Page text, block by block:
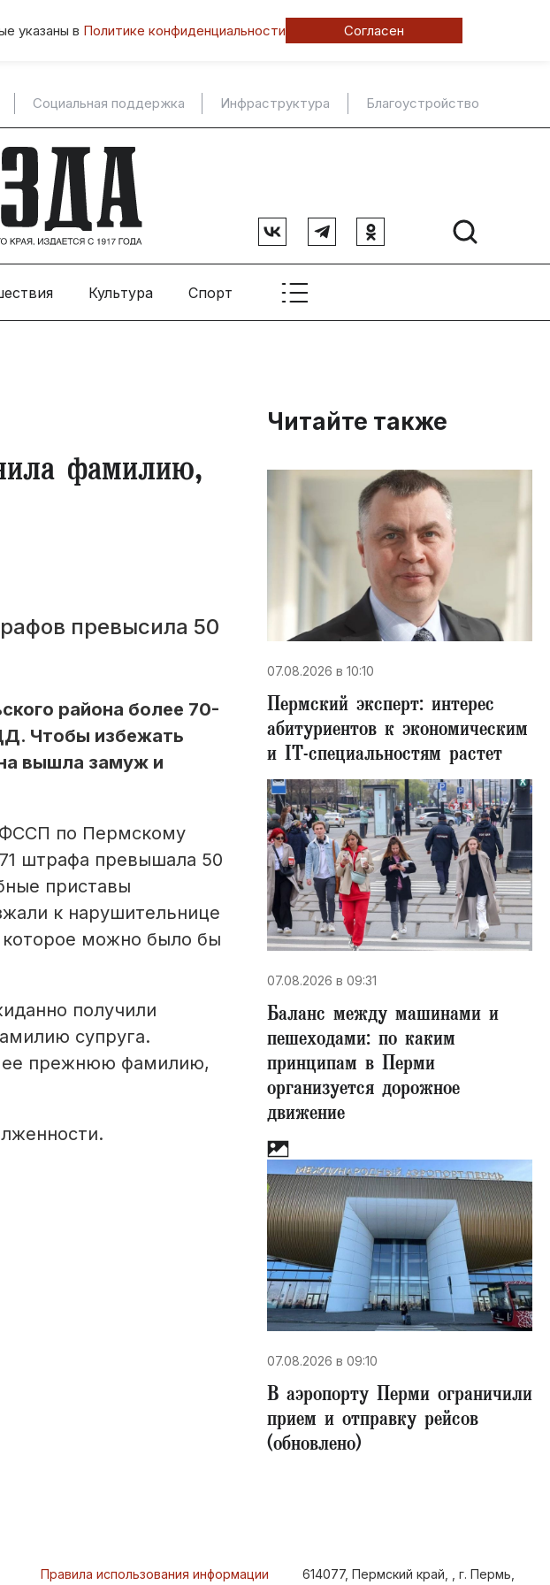
указаны в Политике конфиденциальности Согласен
Социальная поддержка Инфраструктура Благоустройство
Культура Спорт
фамилию,
превысила 50
района более 70-
Чтобы избежать
вышла замуж и
по Пермскому
штрафа превышала 50
приставы
к нарушительнице
которое можно было бы
получили
супруга.
ее прежнюю фамилию,
Читайте также
07.08.2026 в 10:10
Пермский эксперт: интерес
абитуриентов к экономическим
и IT-специальностям растет
07.08.2026 в 09:31
Баланс между машинами и
пешеходами: по каким
принципам в Перми
организуется дорожное
движение
07.08.2026 в 09:10
В аэропорту Перми ограничили
прием и отправку рейсов
(обновлено)
Правила использования информации 614077, Пермский край, , г. Пермь,